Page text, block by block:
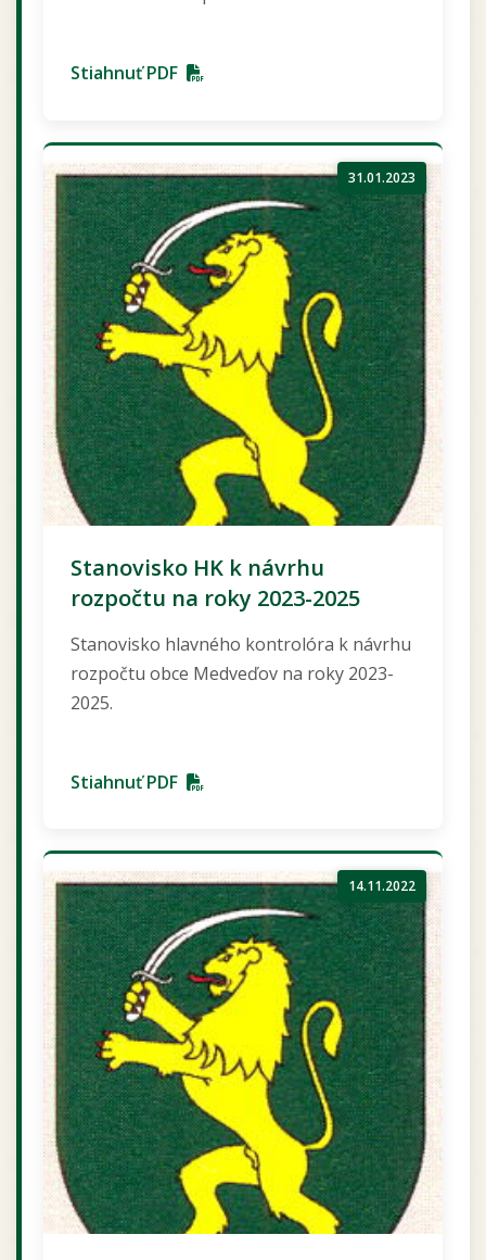
Stiahnuť PDF
31.01.2023
Stanovisko HK k návrhu
rozpočtu na roky 2023-2025
Stanovisko hlavného kontrolóra k návrhu
rozpočtu obce Medveďov na roky 2023-
2025.
Stiahnuť PDF
14.11.2022